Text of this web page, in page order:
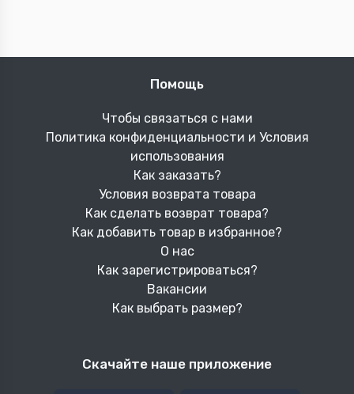
Рулоны для кассовых
аппар...